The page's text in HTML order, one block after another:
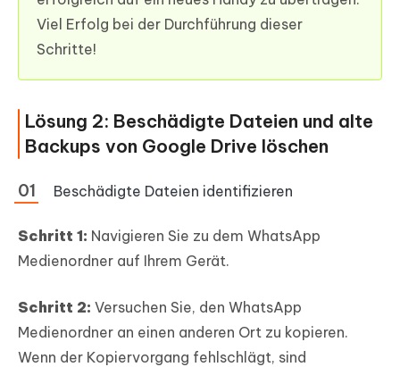
Viel Erfolg bei der Durchführung dieser
Schritte!
Lösung 2: Beschädigte Dateien und alte
Backups von Google Drive löschen
Beschädigte Dateien identifizieren
Schritt 1: Navigieren Sie zu dem WhatsApp
Medienordner auf Ihrem Gerät.
Schritt 2: Versuchen Sie, den WhatsApp
Medienordner an einen anderen Ort zu kopieren.
Wenn der Kopiervorgang fehlschlägt, sind